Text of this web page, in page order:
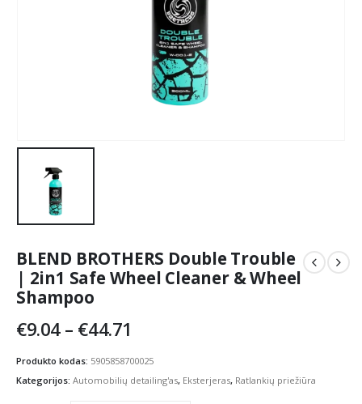
BLEND BROTHERS Double Trouble
| 2in1 Safe Wheel Cleaner & Wheel
Shampoo
€9.04 – €44.71
€9.04
through
Produkto kodas: 5905858700025
Kategorijos: Automobilių detailing'as, Eksterjeras, Ratlankių priežiūra